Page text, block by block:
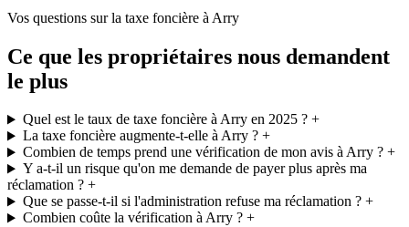
Vos questions sur la taxe foncière à Arry
Ce que les propriétaires nous demandent
le plus
Quel est le taux de taxe foncière à Arry en 2025 ?+
La taxe foncière augmente-t-elle à Arry ?+
Combien de temps prend une vérification de mon avis à Arry ?+
Y a-t-il un risque qu'on me demande de payer plus après ma
réclamation ? +
Que se passe-t-il si l'administration refuse ma réclamation ?+
Combien coûte la vérification à Arry ?+